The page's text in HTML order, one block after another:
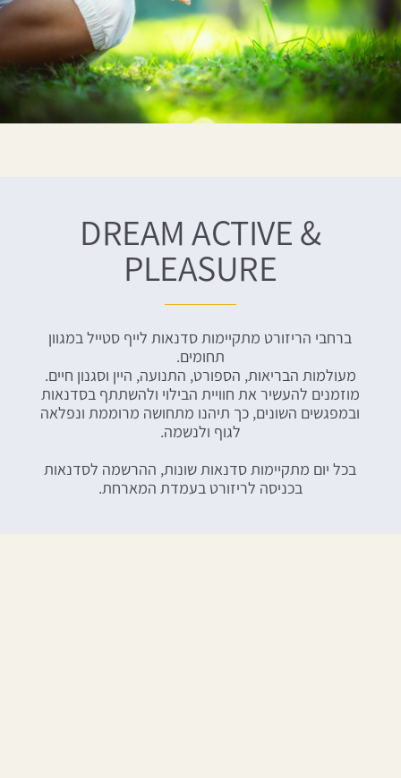
DREAM ACTIVE &
PLEASURE
ברחבי הריזורט מתקיימות סדנאות לייף סטייל במגוון
תחומים.
מעולמות הבריאות, הספורט, התנועה, היין וסגנון חיים.
מוזמנים להעשיר את חוויית הבילוי ולהשתתף בסדנאות
ובמפגשים השונים, כך תיהנו מתחושה מרוממת ונפלאה
לגוף ולנשמה.
בכל יום מתקיימות סדנאות שונות, ההרשמה לסדנאות
בכניסה לריזורט בעמדת המארחת.